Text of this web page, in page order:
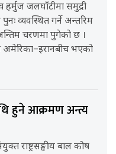
जलघाँटीमा समुद्री
व्यवस्थित गर्ने अन्तरिम
चरणमा पुगेको छ ।
अमेरिका–इरानबीच भएको
हुने आक्रमण अन्त्य
राष्ट्रसङ्घीय बाल कोष